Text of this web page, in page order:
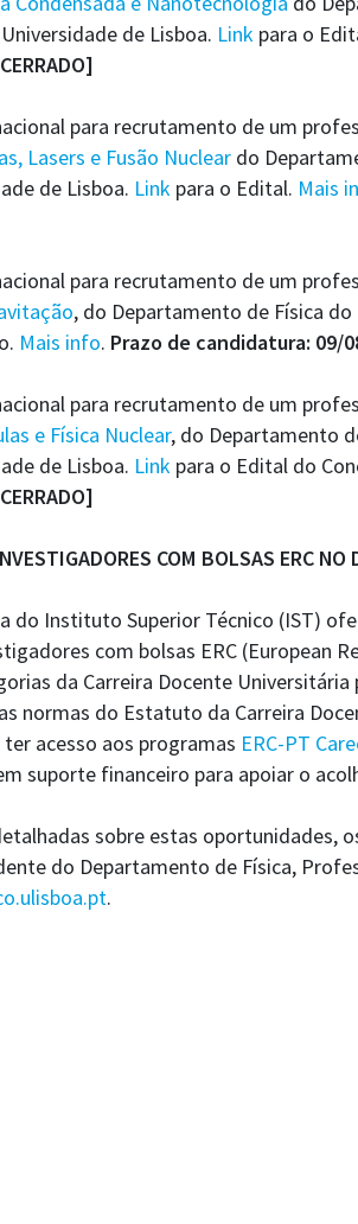
de Lisboa. Linkpara o
para recrutamento de um
Lasers e Fusão Nucleardo
de Lisboa. Linkpara o Edital. Mais
para recrutamento de um
, do Departamento de Física
Mais info. Prazo de candidatura: 09/
para recrutamento de um
e Física Nuclear, do Departamento
de Lisboa. Linkpara o Edital do
COM BOLSAS ERC NO
do Instituto Superior Técnico (IST)
com bolsas ERC (European
da Carreira Docente
normas do Estatuto da Carreira
acesso aos programas ERC-PT
suporte financeiro para apoiar o
sobre estas oportunidades,
do Departamento de Física,
.